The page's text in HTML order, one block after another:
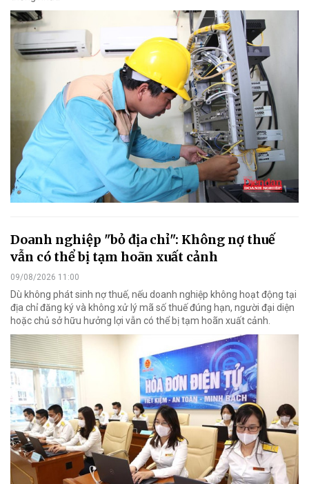
Doanh nghiệp "bỏ địa chỉ": Không nợ thuế
vẫn có thể bị tạm hoãn xuất cảnh
09/08/2026 11:00
Dù không phát sinh nợ thuế, nếu doanh nghiệp không hoạt động tại
địa chỉ đăng ký và không xử lý mã số thuế đúng hạn, người đại diện
hoặc chủ sở hữu hưởng lợi vẫn có thể bị tạm hoãn xuất cảnh.